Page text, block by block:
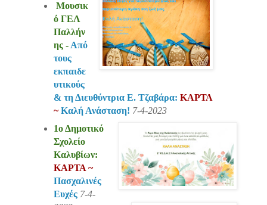
Μουσικ
ό ΓΕΛ
Παλλήν
ης -Από
τους
εκπαιδε
υτικούς
& τη Διευθύντρια Ε. Τζαβάρα: ΚΑΡΤΑ
~Καλή Ανάσταση! 7-4-2023
1ο Δημοτικό
Σχολείο
Καλυβίων:
ΚΑΡΤΑ ~
Πασχαλινές
Ευχές 7-4-